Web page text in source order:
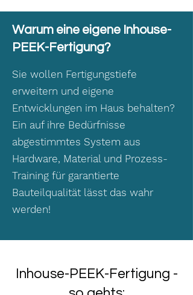
Warum eine eigene Inhouse-
PEEK-Fertigung?
Sie wollen Fertigungstiefe
erweitern und eigene
Entwicklungen im Haus behalten?
Ein auf ihre Bedürfnisse
abgestimmtes System aus
Hardware, Material und Prozess-
Training für garantierte
Bauteilqualität lässt das wahr
werden!
Inhouse-PEEK-Fertigung -